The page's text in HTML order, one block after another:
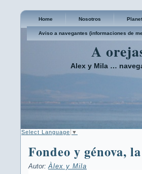
Home Nosotros
Aviso a navegantes (informaciones de
A
Alex y Mila …
Select Language ▼
Fondeo y génova,
Autor:Àlex y Mila